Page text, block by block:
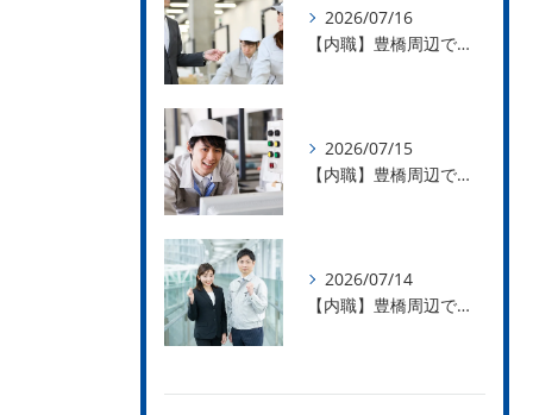
2026/07/16
【内職】豊橋周辺で内職のお仕事を探している方募集中！【お仕事の内容】
2026/07/15
【内職】豊橋周辺で内職のお仕事を探している方募集中！【急な学級閉鎖も安心】
2026/07/14
【内職】豊橋周辺で内職のお仕事を探している方募集中！【内職さまのお声②】